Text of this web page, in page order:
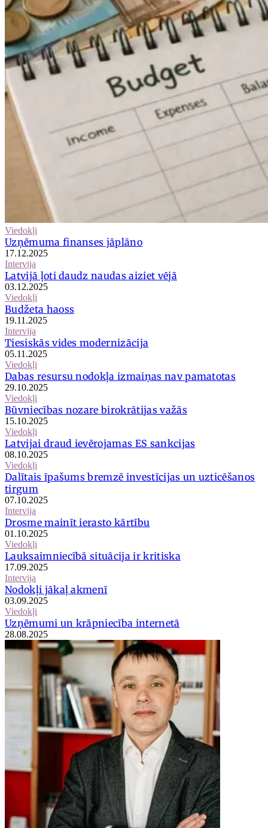
Viedokļi
Uzņēmuma finanses jāplāno
17.12.2025
Intervija
Latvijā ļoti daudz naudas aiziet vējā
03.12.2025
Viedokļi
Budžeta haoss
19.11.2025
Intervija
Tiesiskās vides modernizācija
05.11.2025
Viedokļi
Dabas resursu nodokļa izmaiņas nav pamatotas
29.10.2025
Viedokļi
Būvniecības nozare birokrātijas važās
15.10.2025
Viedokļi
Latvijai draud ievērojamas ES sankcijas
08.10.2025
Viedokļi
Dalītais īpašums bremzē investīcijas un uzticēšanos
tirgum
07.10.2025
Intervija
Drosme mainīt ierasto kārtību
01.10.2025
Viedokļi
Lauksaimniecībā situācija ir kritiska
17.09.2025
Intervija
Nodokļi jākaļ akmenī
03.09.2025
Viedokļi
Uzņēmumi un krāpniecība internetā
28.08.2025